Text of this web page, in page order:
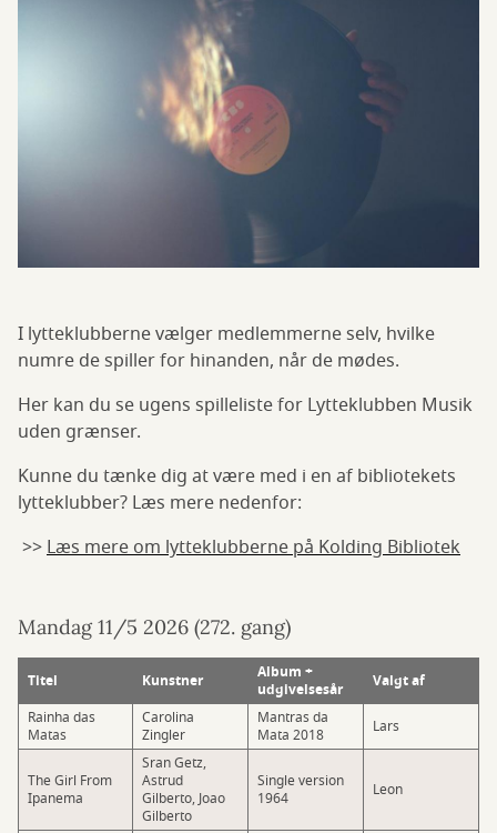
I lytteklubberne vælger medlemmerne selv, hvilke
numre de spiller for hinanden, når de mødes.
Her kan du se ugens spilleliste for Lytteklubben Musik
uden grænser.
Kunne du tænke dig at være med i en af bibliotekets
lytteklubber? Læs mere nedenfor:
>>Læs mere om lytteklubberne på Kolding Bibliotek
Mandag 11/5 2026 (272. gang)
Titel Kunstner
Album +
udgivelsesår
Valgt af
Rainha das
Matas
Carolina
Zingler
Mantras da
Mata 2018
Lars
The Girl From
Ipanema
Sran Getz,
Astrud
Gilberto, Joao
Gilberto
Single version
1964
Leon